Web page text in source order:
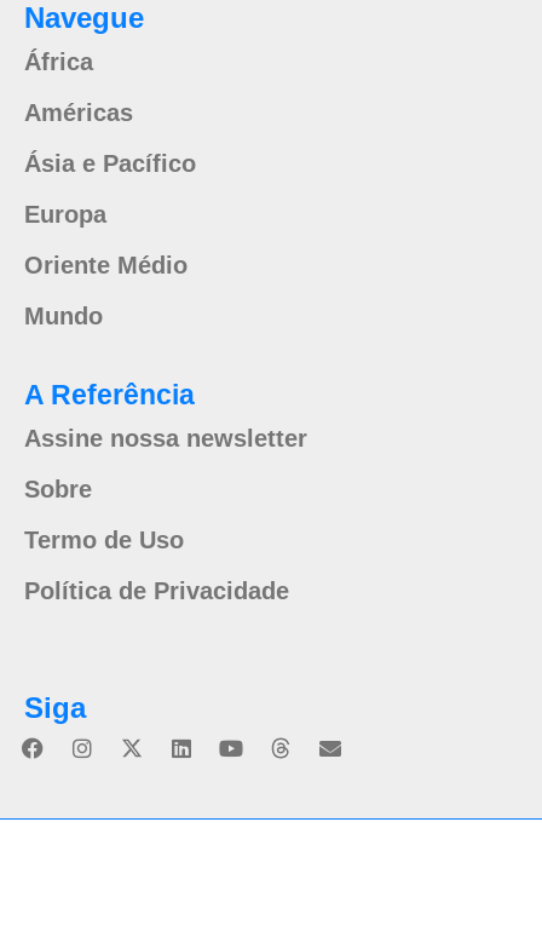
Navegue
África
Américas
Ásia e Pacífico
Europa
Oriente Médio
Mundo
A Referência
Assine nossa newsletter
Sobre
Termo de Uso
Política de Privacidade
Siga